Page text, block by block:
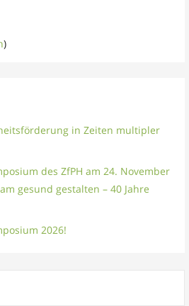
)
in Zeiten multipler
des ZfPH am 24. November
gesund gestalten – 40 Jahre
2026!